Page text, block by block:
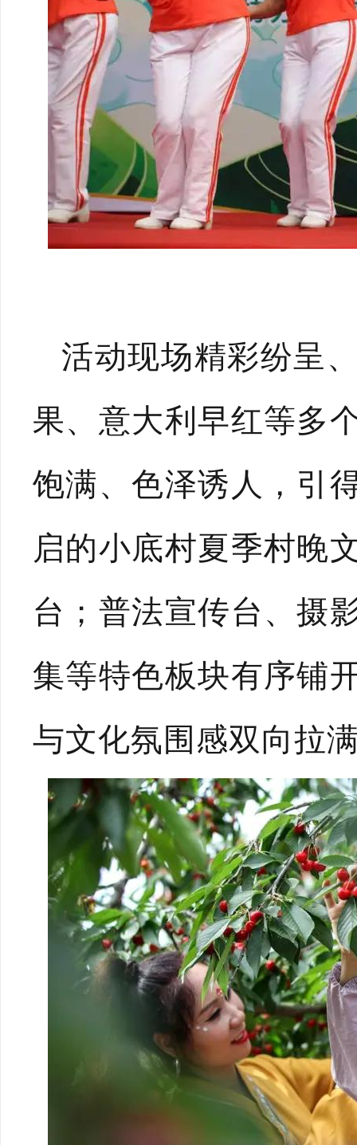
活动现场精彩纷呈
果、意大利早红等多
饱满、色泽诱人，引
启的小底村夏季村晚
台；普法宣传台、摄
集等特色板块有序铺
与文化氛围感双向拉